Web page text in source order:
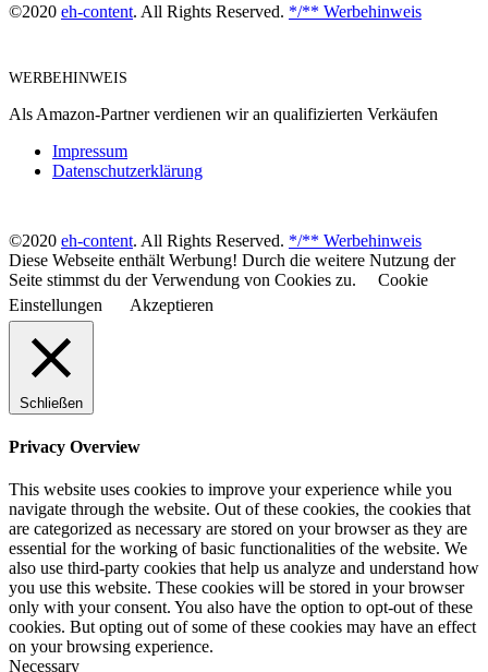
©2020 eh-content. All Rights Reserved. */** Werbehinweis
WERBEHINWEIS
Als Amazon-Partner verdienen wir an qualifizierten Verkäufen
Impressum
Datenschutzerklärung
©2020 eh-content. All Rights Reserved. */** Werbehinweis
Diese Webseite enthält Werbung! Durch die weitere Nutzung der
Seite stimmst du der Verwendung von Cookies zu.
Cookie
Einstellungen
Akzeptieren
Schließen
Privacy Overview
This website uses cookies to improve your experience while you
navigate through the website. Out of these cookies, the cookies that
are categorized as necessary are stored on your browser as they are
essential for the working of basic functionalities of the website. We
also use third-party cookies that help us analyze and understand how
you use this website. These cookies will be stored in your browser
only with your consent. You also have the option to opt-out of these
cookies. But opting out of some of these cookies may have an effect
on your browsing experience.
Necessary